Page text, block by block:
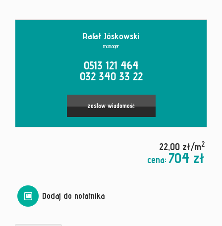
Rafał Jóskowski
manager
0513 121 464
032 340 33 22
zostaw wiadomość
22,00 zł/m2
cena: 704 zł
Dodaj do notatnika